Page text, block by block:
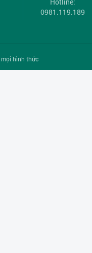
0981.119.189
hình thức